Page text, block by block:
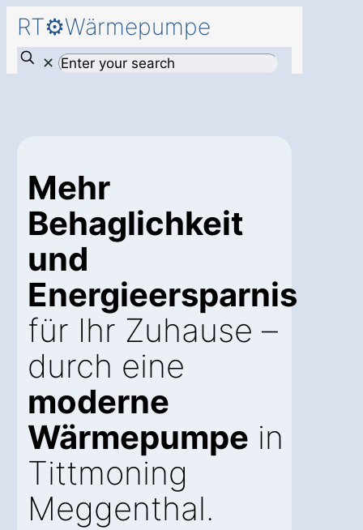
RT⚙️Wärmepumpe
✕
Mehr
Behaglichkeit
und
Energieersparnis
für Ihr Zuhause –
durch eine
moderne
Wärmepumpe in
Tittmoning
Meggenthal.